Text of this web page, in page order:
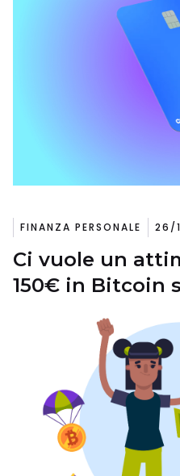
FINANZA PERSONALE 26/
Ci vuole un
150€ in Bitcoin